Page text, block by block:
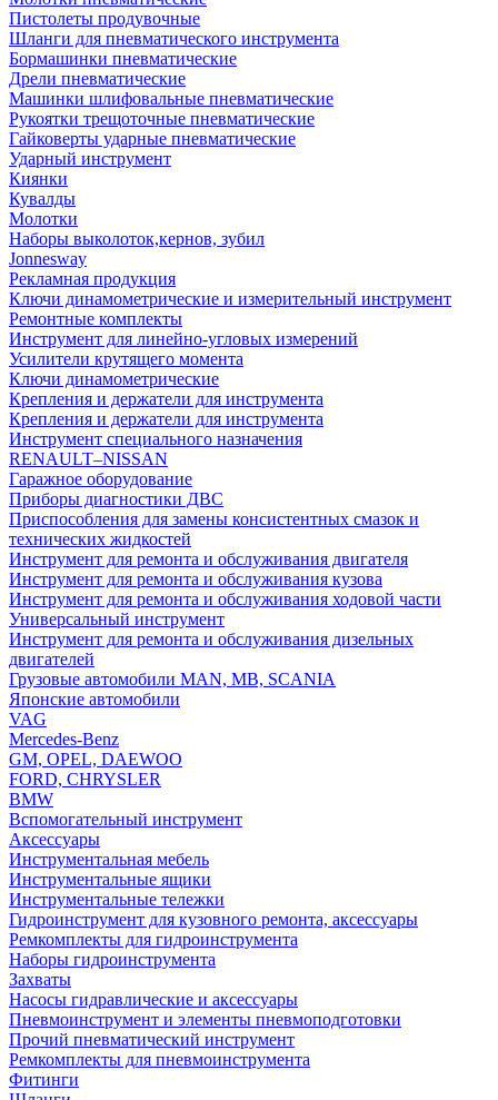
Пистолеты продувочные
Шланги для пневматического инструмента
Бормашинки пневматические
Дрели пневматические
Машинки шлифовальные пневматические
Рукоятки трещоточные пневматические
Гайковерты ударные пневматические
Ударный инструмент
Киянки
Кувалды
Молотки
Наборы выколоток,кернов, зубил
Jonnesway
Рекламная продукция
Ключи динамометрические и измерительный инструмент
Ремонтные комплекты
Инструмент для линейно-угловых измерений
Усилители крутящего момента
Ключи динамометрические
Крепления и держатели для инструмента
Крепления и держатели для инструмента
Инструмент специального назначения
RENAULT–NISSAN
Гаражное оборудование
Приборы диагностики ДВС
Приспособления для замены консистентных смазок и
технических жидкостей
Инструмент для ремонта и обслуживания двигателя
Инструмент для ремонта и обслуживания кузова
Инструмент для ремонта и обслуживания ходовой части
Универсальный инструмент
Инструмент для ремонта и обслуживания дизельных
двигателей
Грузовые автомобили MAN, MB, SCANIA
Японские автомобили
VAG
Mercedes-Benz
GM, OPEL, DAEWOO
FORD, CHRYSLER
BMW
Вспомогательный инструмент
Аксессуары
Инструментальная мебель
Инструментальные ящики
Инструментальные тележки
Гидроинструмент для кузовного ремонта, аксессуары
Ремкомплекты для гидроинструмента
Наборы гидроинструмента
Захваты
Насосы гидравлические и аксессуары
Пневмоинструмент и элементы пневмоподготовки
Прочий пневматический инструмент
Ремкомплекты для пневмоинструмента
Фитинги